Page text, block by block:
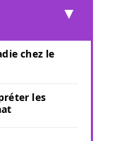
chez le
les